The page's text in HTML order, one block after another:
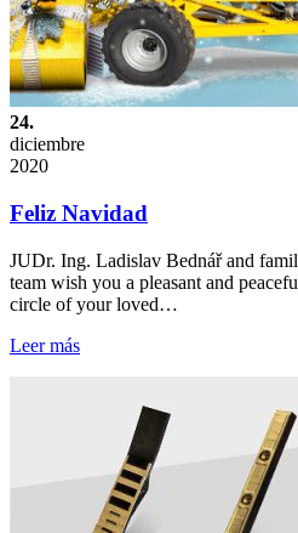
24.
diciembre
2020
Feliz Navidad
JUDr. Ing. Ladislav Bednář and
team wish you a pleasant and
circle of your loved…
Leer más